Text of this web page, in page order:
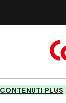
CONTENUTI PLUS